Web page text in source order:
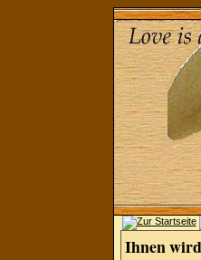
Ihnen